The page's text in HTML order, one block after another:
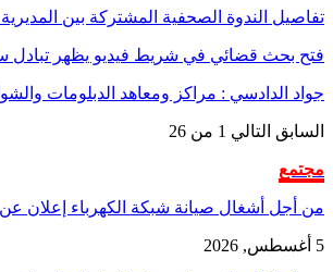
تفاصيل الندوة الصحفية المشتركة بين
فتح بحث قضائي في شريط فيديو يظهر تبادل
جواد الدادسي : مراكز ومعاهد الدبلومات
السابق التالي 1 من 26
مجتمع
من أجل أشغال صيانة شبكة الكهرباء إعلان عن
5 أغسطس, 2026